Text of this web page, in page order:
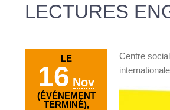
LECTURES
LE
16 Nov
(ÉVÉNEMENT
TERMINÉ),
Centre